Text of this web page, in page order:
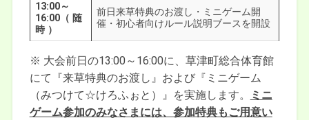
13:00～
16:00（ 随
時 ）
前日来草特典のお渡し・ミニゲーム開
催・初心者向けルール説明ブースを開設
※ 大会前日の13:00～16:00に、草津町総合体育館
にて『来草特典のお渡し』および『ミニゲーム
（みつけて☆けろふぉと）』を実施します。
ミニ
ゲーム参加のみなさまには、参加特典もご用意い